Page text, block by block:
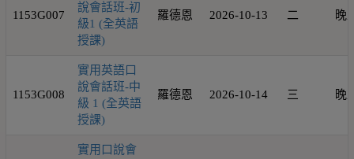
1153G007
說會話班-初
級1 (全英語
授課)
羅德恩 2026-10-13 二 晚
1153G008
實用英語口
說會話班-中
級 1 (全英語
授課)
羅德恩 2026-10-14 三 晚
實用口說會